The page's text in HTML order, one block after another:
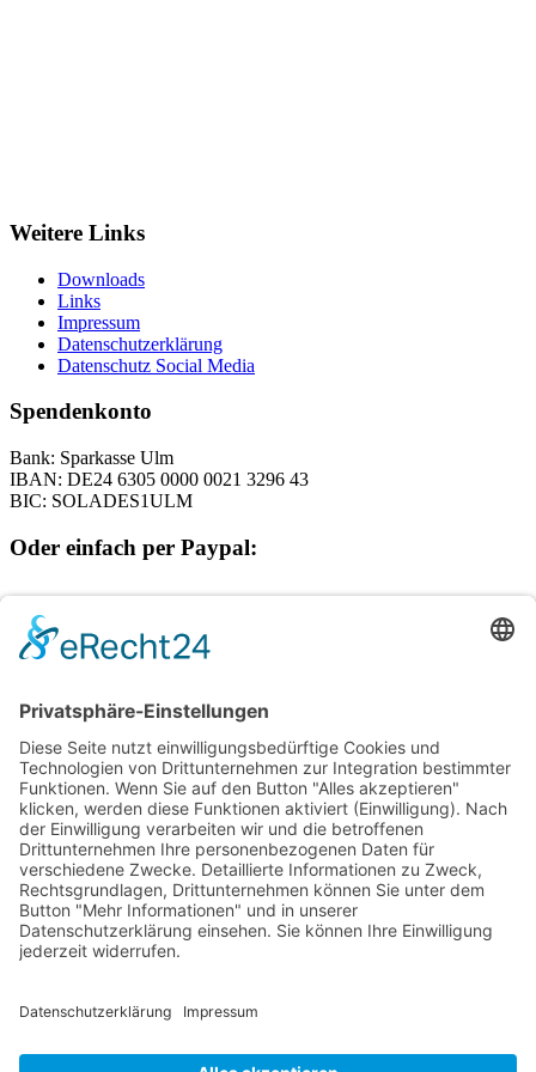
Weitere Links
Downloads
Links
Impressum
Datenschutzerklärung
Datenschutz Social Media
Spendenkonto
Bank: Sparkasse Ulm
IBAN: DE24 6305 0000 0021 3296 43
BIC: SOLADES1ULM
Oder einfach per Paypal:
Spendenprojekte
Kontakt
Postanschrift
Traumkatzen e.V.
Kasernstr. 35
89231 Neu-Ulm
E-Mail: info@traumkatzen.de